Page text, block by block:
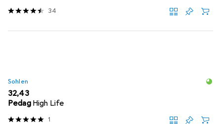
34
Sohlen
EUR
32,43
Pedag High Life
1